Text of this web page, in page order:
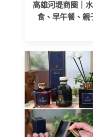
高雄河堤商圈｜
食、早午餐、親